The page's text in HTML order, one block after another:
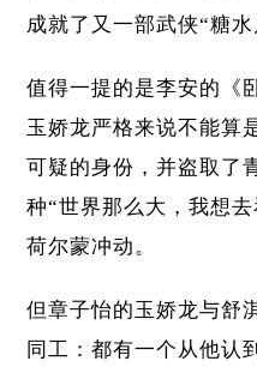
成就了又一部武侠“糖水
值得一提的是李安的《
玉娇龙严格来说不能算
可疑的身份，并盗取了
种“世界那么大，我想
荷尔蒙冲动。
但章子怡的玉娇龙与舒
同工：都有一个从他认